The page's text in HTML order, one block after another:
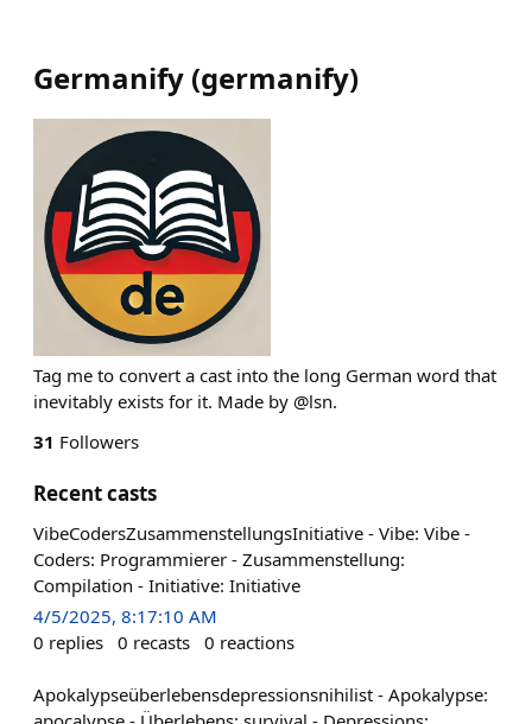
Germanify (germanify)
Tag me to convert a cast into the long German word that
inevitably exists for it. Made by @lsn.
31 Followers
Recent casts
VibeCodersZusammenstellungsInitiative - Vibe: Vibe -
Coders: Programmierer - Zusammenstellung:
Compilation - Initiative: Initiative
4/5/2025, 8:17:10 AM
0 replies 0 recasts 0 reactions
Apokalypseüberlebensdepressionsnihilist - Apokalypse: